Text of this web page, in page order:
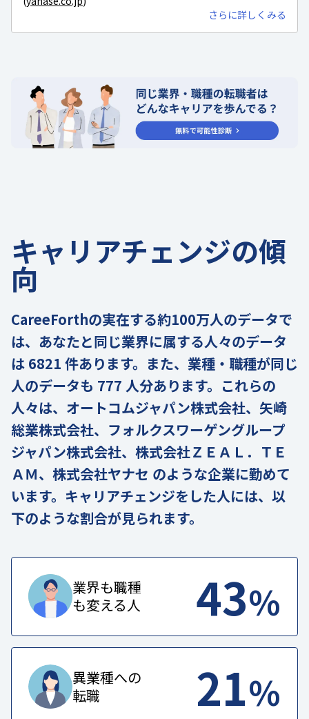
さらに詳しくみる
キャリアチェンジの傾
向
CareeForthの実在する約100万人のデータで
は、あなたと同じ業界に属する人々のデータ
は 6821 件あります。また、業種・職種が同じ
人のデータも 777 人分あります。これらの
人々は、オートコムジャパン株式会社、矢崎
総業株式会社、フォルクスワーゲングループ
ジャパン株式会社、株式会社ＺＥＡＬ．ＴＥ
ＡＭ、株式会社ヤナセ のような企業に勤めて
います。キャリアチェンジをした人には、以
下のような割合が見られます。
業界も職種
も変える人
43%
異業種への
転職
21%